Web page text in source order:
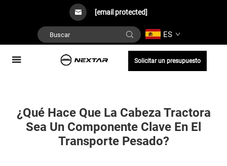
[email protected]
ES
Solicitar un presupuesto
¿Qué Hace Que La Cabeza Tractora
Sea Un Componente Clave En El
Transporte Pesado?